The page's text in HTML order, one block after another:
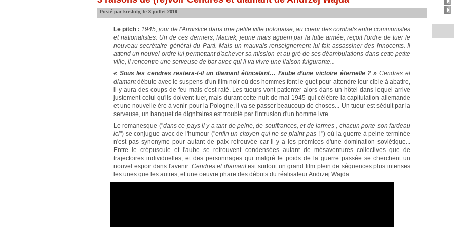
Posté par kristofy, le 3 juillet 2019
Le pitch : 1945, jour de l'Armistice dans une petite ville polonaise, au coeur des combats entre communistes
et nationalistes. Un de ces derniers, Maciek, jeune mais aguerri par la lutte armée, reçoit l'ordre de tuer le
nouveau secrétaire général du Parti. Mais un mauvais renseignement lui fait assassiner des innocents. Il
attend un nouvel ordre lui permettant d'achever sa mission et au gré de ses déambulations dans cette petite
ville, il rencontre une serveuse de bar avec qui il va vivre une liaison fulgurante...
« Sous les cendres restera-t-il un diamant étincelant… l’aube d’une victoire éternelle ? »Cendres et
diamantdébute avec le suspens d'un film noir où des hommes font le guet pour attendre leur cible à abattre,
il y aura des coups de feu mais c'est raté. Les tueurs vont patienter alors dans un hôtel dans lequel arrive
justement celui qu'ils doivent tuer, mais durant cette nuit de mai 1945 qui célèbre la capitulation allemande
et une nouvelle ère à venir pour la Pologne, il va se passer beaucoup de choses... Un tueur est séduit par la
serveuse, un banquet de dignitaires est troublé par l'intrusion d'un homme ivre.
Le romanesque ("dans ce pays il y a tant de peine, de souffrances, et de larmes , chacun porte son fardeau
ici") se conjugue avec de l'humour ("enfin un citoyen qui ne se plaint pas ! ") où la guerre à peine terminée
n'est pas synonyme pour autant de paix retrouvée car il y a les prémices d'une domination soviétique...
Entre le crépuscule et l'aube se retrouvent condensées autant de mésaventures collectives que de
trajectoires individuelles, et des personnages qui malgré le poids de la guerre passée se cherchent un
nouvel espoir dans l'avenir. Cendres et diamantest surtout un grand film plein de séquences plus intenses
les unes que les autres, et une oeuvre phare des débuts du réalisateur Andrzej Wajda.